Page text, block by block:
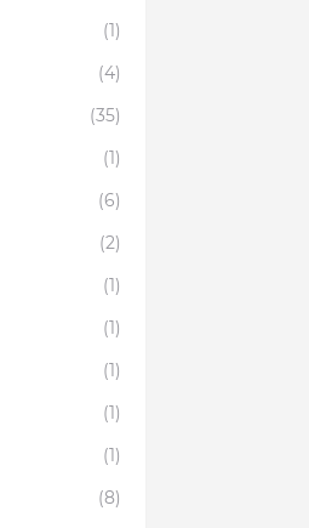
(1)
(4)
(35)
(1)
(6)
(2)
(1)
(1)
(1)
(1)
(1)
(8)